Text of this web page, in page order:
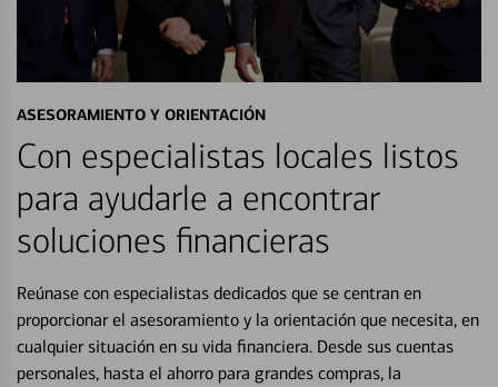
ASESORAMIENTO Y ORIENTACIÓN
Con especialistas locales listos
para ayudarle a encontrar
soluciones financieras
Reúnase con especialistas dedicados que se centran en
proporcionar el asesoramiento y la orientación que necesita, en
cualquier situación en su vida financiera. Desde sus cuentas
personales, hasta el ahorro para grandes compras, la